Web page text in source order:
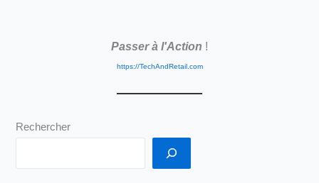
faire
?
Passer à l'Action !
https://TechAndRetail.com
Rechercher